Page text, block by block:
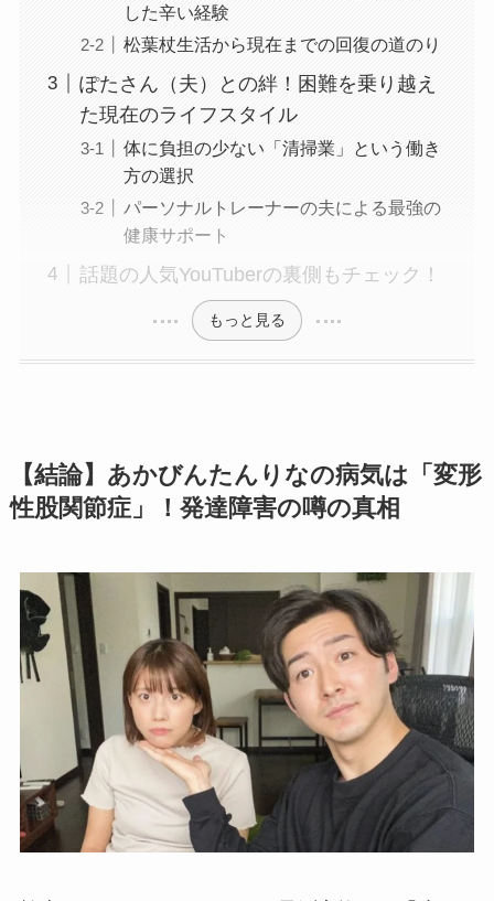
した辛い経験
松葉杖生活から現在までの回復の道のり
ぽたさん（夫）との絆！困難を乗り越え
た現在のライフスタイル
体に負担の少ない「清掃業」という働き
方の選択
パーソナルトレーナーの夫による最強の
健康サポート
話題の人気YouTuberの裏側もチェック！
もっと見る
【結論】あかびんたんりなの病気は「変形
性股関節症」！発達障害の噂の真相